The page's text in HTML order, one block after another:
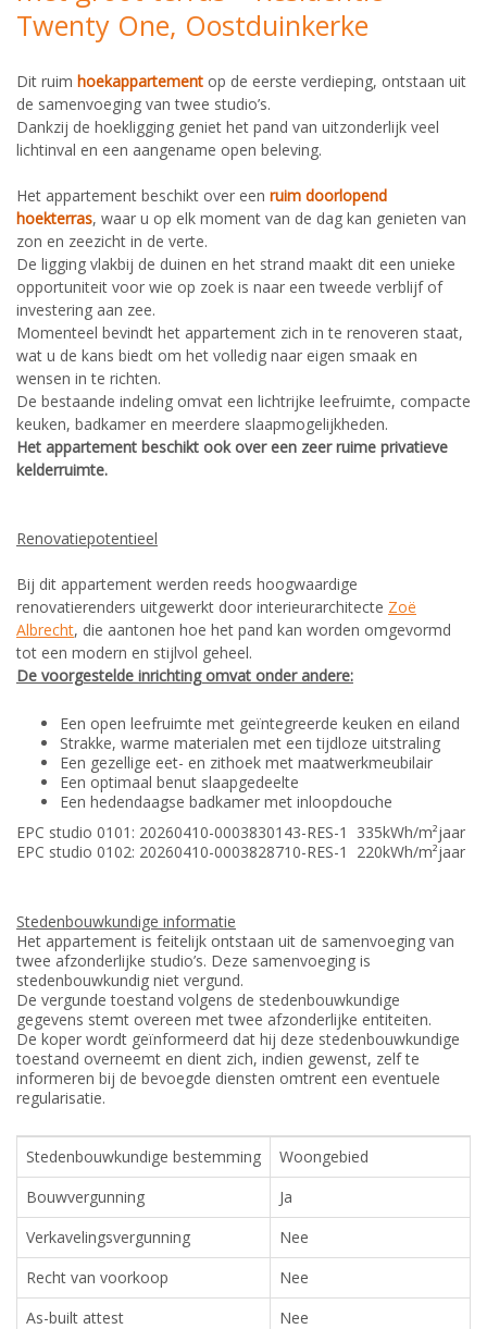
Twenty One, Oostduinkerke
Dit ruim hoekappartement op de eerste verdieping, ontstaan uit
de samenvoeging van twee studio’s.
Dankzij de hoekligging geniet het pand van uitzonderlijk veel
lichtinval en een aangename open beleving.
Het appartement beschikt over een ruim doorlopend
hoekterras, waar u op elk moment van de dag kan genieten van
zon en zeezicht in de verte.
De ligging vlakbij de duinen en het strand maakt dit een unieke
opportuniteit voor wie op zoek is naar een tweede verblijf of
investering aan zee.
Momenteel bevindt het appartement zich in te renoveren staat,
wat u de kans biedt om het volledig naar eigen smaak en
wensen in te richten.
De bestaande indeling omvat een lichtrijke leefruimte, compacte
keuken, badkamer en meerdere slaapmogelijkheden.
Het appartement beschikt ook over een zeer ruime privatieve
kelderruimte.
Renovatiepotentieel
Bij dit appartement werden reeds hoogwaardige
renovatierenders uitgewerkt door interieurarchitecte Zoë
Albrecht, die aantonen hoe het pand kan worden omgevormd
tot een modern en stijlvol geheel.
De voorgestelde inrichting omvat onder andere:
Een open leefruimte met geïntegreerde keuken en eiland
Strakke, warme materialen met een tijdloze uitstraling
Een gezellige eet- en zithoek met maatwerkmeubilair
Een optimaal benut slaapgedeelte
Een hedendaagse badkamer met inloopdouche
EPC studio 0101: 20260410-0003830143-RES-1 335kWh/m²jaar
EPC studio 0102: 20260410-0003828710-RES-1 220kWh/m²jaar
Stedenbouwkundige informatie
Het appartement is feitelijk ontstaan uit de samenvoeging van
twee afzonderlijke studio’s. Deze samenvoeging is
stedenbouwkundig niet vergund.
De vergunde toestand volgens de stedenbouwkundige
gegevens stemt overeen met twee afzonderlijke entiteiten.
De koper wordt geïnformeerd dat hij deze stedenbouwkundige
toestand overneemt en dient zich, indien gewenst, zelf te
informeren bij de bevoegde diensten omtrent een eventuele
regularisatie.
Stedenbouwkundige bestemming
Woongebied
Bouwvergunning
Ja
Verkavelingsvergunning
Nee
Recht van voorkoop
Nee
As-built attest
Nee